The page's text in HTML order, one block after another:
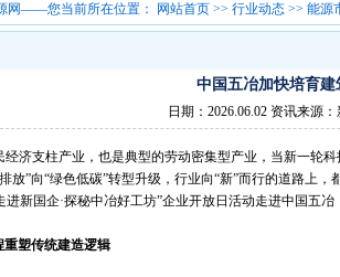
网——您当前所在位置： 网站首页 >> 行业动态 >> 能源
中国五冶加快培育建
日期：2026.06.02 资讯来源
经济支柱产业，也是典型的劳动密集型产业，当新一轮
放”向“绿色低碳”转型升级，行业向“新”而行的道路上
进新国企·探秘中冶好工坊”企业开放日活动走进中国五
重塑传统建造逻辑